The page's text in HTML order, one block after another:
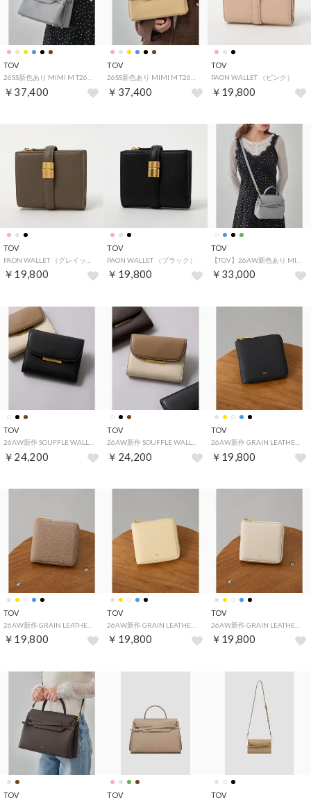
TOV
￥37,400
TOV
￥37,400
TOV
PAON WALLET （ピンク）
￥19,800
TOV
￥19,800
TOV
PAON WALLET （ブラック）
￥19,800
TOV
￥33,000
TOV
￥24,200
TOV
￥24,200
TOV
26AW新作 GRAIN LEATHER SQUARE WALLET / T26W01W626 （ブラック）
￥19,800
TOV
￥19,800
TOV
￥19,800
TOV
26AW新作 GRAIN LEATHER SQUARE WALLET / T26W01W627 （ホワイト）
￥19,800
TOV TOV TOV